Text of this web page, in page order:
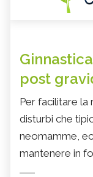
post
Per facilitare la
disturbi che
neomamme,
mantenere in